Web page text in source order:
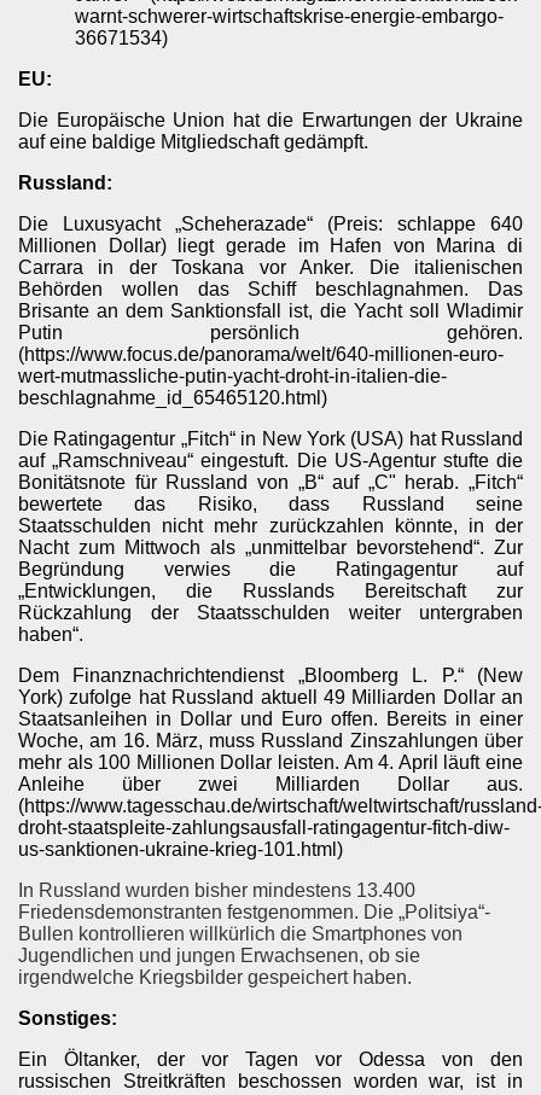
warnt-schwerer-wirtschaftskrise-energie-embargo-
36671534)
EU:
Die Europäische Union hat die Erwartungen der Ukraine
auf eine baldige Mitgliedschaft gedämpft.
Russland:
Die Luxusyacht „Scheherazade“ (Preis: schlappe 640
Millionen Dollar) liegt gerade im Hafen von Marina di
Carrara in der Toskana vor Anker. Die italienischen
Behörden wollen das Schiff beschlagnahmen. Das
Brisante an dem Sanktionsfall ist, die Yacht soll Wladimir
Putin persönlich gehören.
(https://www.focus.de/panorama/welt/640-millionen-euro-
wert-mutmassliche-putin-yacht-droht-in-italien-die-
beschlagnahme_id_65465120.html)
Die Ratingagentur „Fitch“ in New York (USA) hat Russland
auf „Ramschniveau“ eingestuft. Die US-Agentur stufte die
Bonitätsnote für Russland von „B“ auf „C" herab. „Fitch“
bewertete das Risiko, dass Russland seine
Staatsschulden nicht mehr zurückzahlen könnte, in der
Nacht zum Mittwoch als „unmittelbar bevorstehend“. Zur
Begründung verwies die Ratingagentur auf
„Entwicklungen, die Russlands Bereitschaft zur
Rückzahlung der Staatsschulden weiter untergraben
haben“.
Dem Finanznachrichtendienst „Bloomberg L. P.“ (New
York) zufolge hat Russland aktuell 49 Milliarden Dollar an
Staatsanleihen in Dollar und Euro offen. Bereits in einer
Woche, am 16. März, muss Russland Zinszahlungen über
mehr als 100 Millionen Dollar leisten. Am 4. April läuft eine
Anleihe über zwei Milliarden Dollar aus.
(https://www.tagesschau.de/wirtschaft/weltwirtschaft/
droht-staatspleite-zahlungsausfall-ratingagentur-fitch-diw-
us-sanktionen-ukraine-krieg-101.html)
In Russland wurden bisher mindestens 13.400
Friedensdemonstranten festgenommen. Die „Politsiya“-
Bullen kontrollieren willkürlich die Smartphones von
Jugendlichen und jungen Erwachsenen, ob sie
irgendwelche Kriegsbilder gespeichert haben.
Sonstiges:
Ein Öltanker, der vor Tagen vor Odessa von den
russischen Streitkräften beschossen worden war, ist in